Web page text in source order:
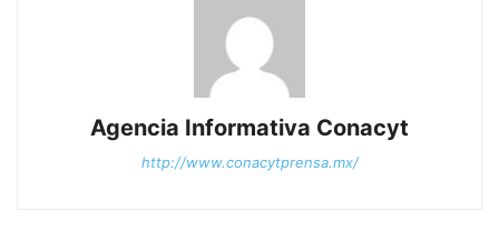
Agencia Informativa Conacyt
http://www.conacytprensa.mx/